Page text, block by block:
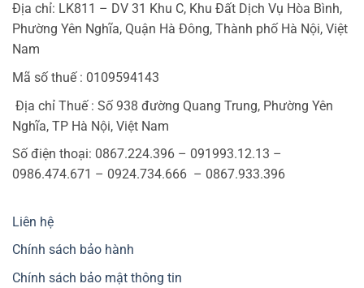
Địa chỉ: LK811 – DV 31 Khu C, Khu Đất Dịch Vụ Hòa Bình,
Phường Yên Nghĩa, Quận Hà Đông, Thành phố Hà Nội, Việt
Nam
Mã số thuế : 0109594143
Địa chỉ Thuế : Số 938 đường Quang Trung, Phường Yên
Nghĩa, TP Hà Nội, Việt Nam
Số điện thoại: 0867.224.396 – 091993.12.13 –
0986.474.671 – 0924.734.666 – 0867.933.396
Liên hệ
Chính sách bảo hành
Chính sách bảo mật thông tin